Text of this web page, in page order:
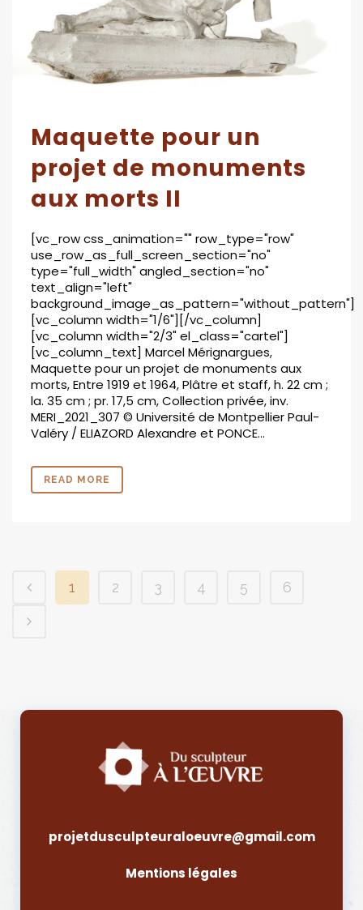
Maquette pour un
projet de monuments
aux morts II
[vc_row css_animation="" row_type="row"
use_row_as_full_screen_section="no"
type="full_width" angled_section="no"
text_align="left"
background_image_as_pattern="without_pattern"]
[vc_column width="1/6"][/vc_column]
[vc_column width="2/3" el_class="cartel"]
[vc_column_text] Marcel Mérignargues,
Maquette pour un projet de monuments aux
morts, Entre 1919 et 1964, Plâtre et staff, h. 22 cm ;
la. 35 cm ; pr. 17,5 cm, Collection privée, inv.
MERI_2021_307 © Université de Montpellier Paul-
Valéry / ELIAZORD Alexandre et PONCE...
READ MORE
1 2 3 4 5 6
projetdusculpteuraloeuvre@gmail.com
Mentions légales